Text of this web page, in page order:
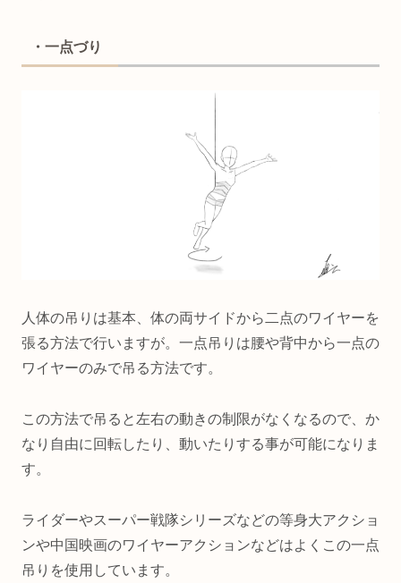
・一点づり
人体の吊りは基本、体の両サイドから二点のワイヤーを
張る方法で行いますが。一点吊りは腰や背中から一点の
ワイヤーのみで吊る方法です。
この方法で吊ると左右の動きの制限がなくなるので、か
なり自由に回転したり、動いたりする事が可能になりま
す。
ライダーやスーパー戦隊シリーズなどの等身大アクショ
ンや中国映画のワイヤーアクションなどはよくこの一点
吊りを使用しています。